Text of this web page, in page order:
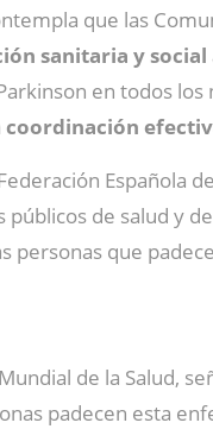
que las
sanitaria y social
en todos
coordinación
Española
públicos de salud y
personas que
de la Salud,
padecen esta